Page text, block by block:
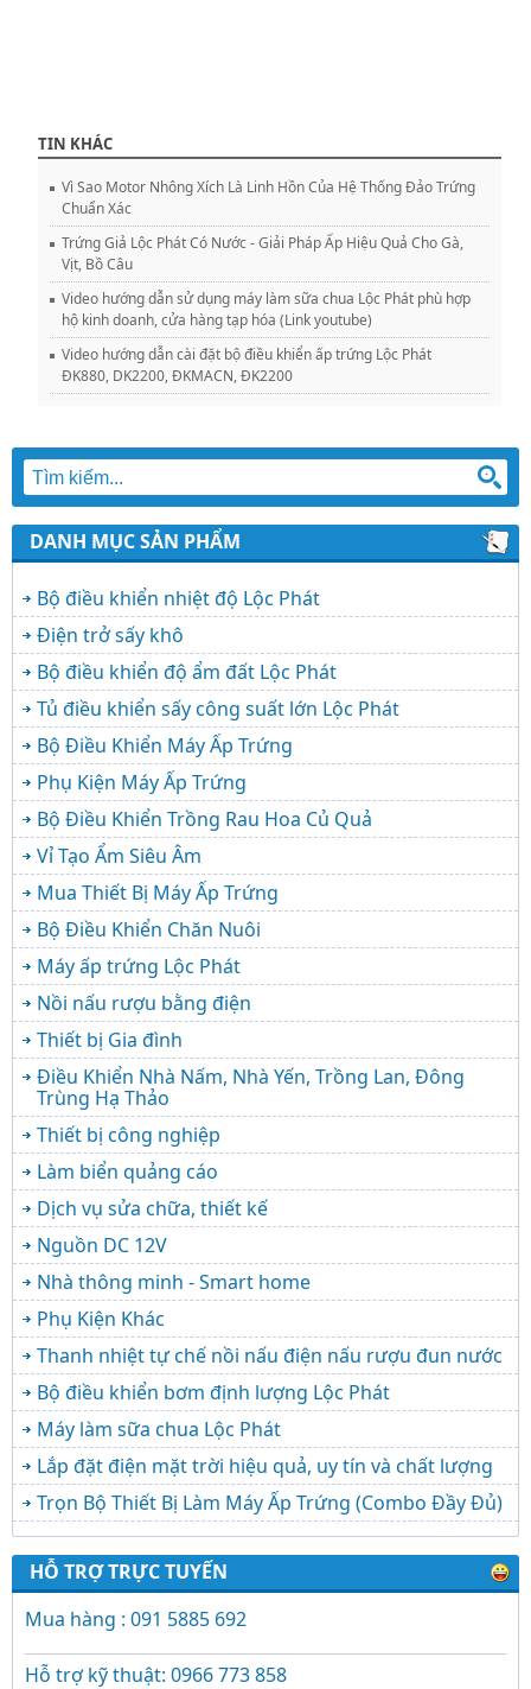
TIN KHÁC
Vì Sao Motor Nhông Xích Là Linh Hồn Của Hệ Thống Đảo Trứng
Chuẩn Xác
Trứng Giả Lộc Phát Có Nước - Giải Pháp Ấp Hiệu Quả Cho Gà,
Vịt, Bồ Câu
Video hướng dẫn sử dụng máy làm sữa chua Lộc Phát phù hợp
hộ kinh doanh, cửa hàng tạp hóa (Link youtube)
Video hướng dẫn cài đặt bộ điều khiển ấp trứng Lộc Phát
ĐK880, DK2200, ĐKMACN, ĐK2200
DANH MỤC SẢN PHẨM
Bộ điều khiển nhiệt độ Lộc Phát
Điện trở sấy khô
Bộ điều khiển độ ẩm đất Lộc Phát
Tủ điều khiển sấy công suất lớn Lộc Phát
Bộ Điều Khiển Máy Ấp Trứng
Phụ Kiện Máy Ấp Trứng
Bộ Điều Khiển Trồng Rau Hoa Củ Quả
Vỉ Tạo Ẩm Siêu Âm
Mua Thiết Bị Máy Ấp Trứng
Bộ Điều Khiển Chăn Nuôi
Máy ấp trứng Lộc Phát
Nồi nấu rượu bằng điện
Thiết bị Gia đình
Điều Khiển Nhà Nấm, Nhà Yến, Trồng Lan, Đông
Trùng Hạ Thảo
Thiết bị công nghiệp
Làm biển quảng cáo
Dịch vụ sửa chữa, thiết kế
Nguồn DC 12V
Nhà thông minh - Smart home
Phụ Kiện Khác
Thanh nhiệt tự chế nồi nấu điện nấu rượu đun nước
Bộ điều khiển bơm định lượng Lộc Phát
Máy làm sữa chua Lộc Phát
Lắp đặt điện mặt trời hiệu quả, uy tín và chất lượng
Trọn Bộ Thiết Bị Làm Máy Ấp Trứng (Combo Đầy Đủ)
HỖ TRỢ TRỰC TUYẾN
Mua hàng : 091 5885 692
Hỗ trợ kỹ thuật: 0966 773 858